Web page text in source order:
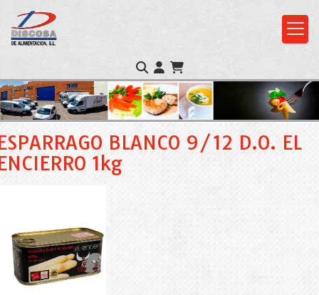
BLANCO 9/12 D.O. EL
1kg